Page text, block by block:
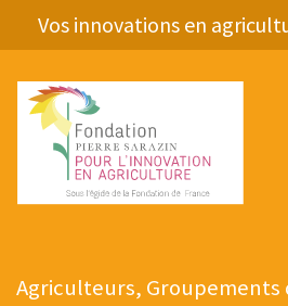
Vos innovations en
Agriculteurs, Groupements